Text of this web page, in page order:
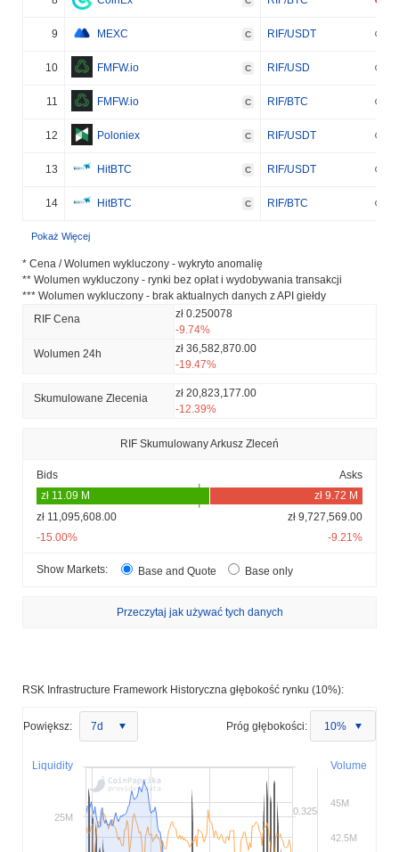
9 MEXC C RIF/USDT
10 FMFW.io C RIF/USD
11 FMFW.io C RIF/BTC
12 Poloniex C RIF/USDT
13 HitBTC C RIF/USDT
14 HitBTC C RIF/BTC
Pokaż Więcej
* Cena / Wolumen wykluczony - wykryto anomalię
** Wolumen wykluczony - rynki bez opłat i wydobywania transakcji
*** Wolumen wykluczony - brak aktualnych danych z API giełdy
RIF Cena
zł 0.250078
-9.74%
Wolumen 24h
zł 36,582,870.00
-19.47%
Skumulowane Zlecenia
zł 20,823,177.00
-12.39%
RIF Skumulowany Arkusz Zleceń
Bids Asks
zł 11,095,608.00
zł 9,727,569.00
-15.00%
-9.21%
Show Markets: Base and Quote Base only
Przeczytaj jak używać tych danych
RSK Infrastructure Framework Historyczna głębokość rynku (10%):
Powiększ: 7d Próg głębokości: 10%
Volume
Liquidity
0.325
42.5M
45M
25M